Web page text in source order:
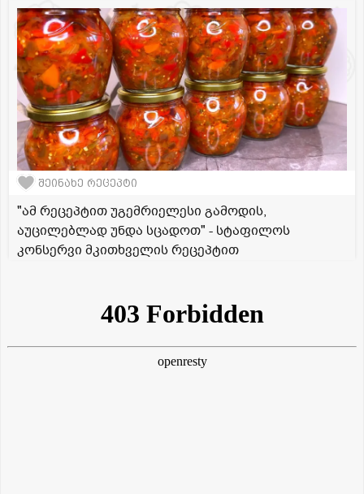
შეინახე რეცეპტი
"ამ რეცეპტით უგემრიელესი გამოდის,
აუცილებლად უნდა სცადოთ" - სტაფილოს
კონსერვი მკითხველის რეცეპტით